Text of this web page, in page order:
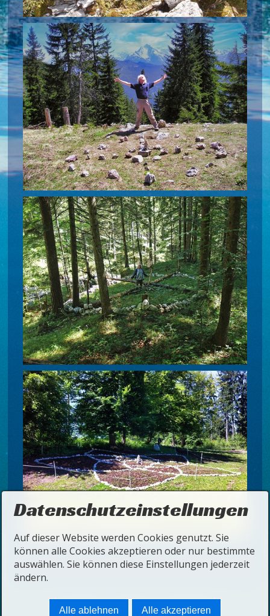
Startseite Kontakt
Impressum
Datenschutzeinstellungen
Auf dieser Website werden Cookies genutzt. Sie
können alle Cookies akzeptieren oder nur bestimmte
auswählen. Sie können diese Einstellungen jederzeit
ändern.
Alle ablehnen Alle akzeptieren